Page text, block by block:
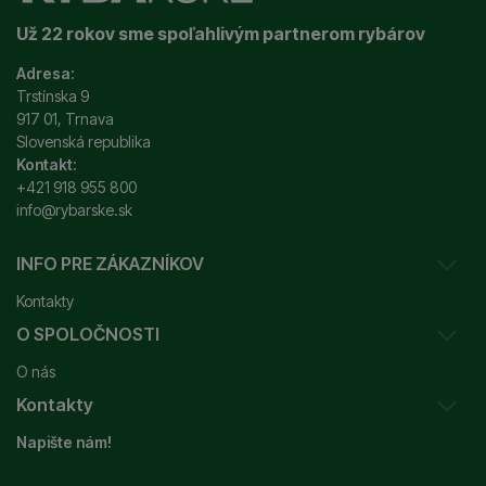
kuchynské doplnkyvhodné pre každého rybára.
Už 22 rokov sme spoľahlivým partnerom rybárov
Adresa:
Trstínska 9
917 01, Trnava
Slovenská republika
Kontakt:
+421 918 955 800
info@rybarske.sk
INFO PRE ZÁKAZNÍKOV
Kontakty
Sledovanie vašej zásielky
Ako reklamovať / vrátiť tovar
Obchodné podmienky
Odstúpenie od zmluvy
O SPOLOČNOSTI
O nás
Prečo nakupovať u nás?
Garancia najnižšej ceny
Kontakty
Napište nám!